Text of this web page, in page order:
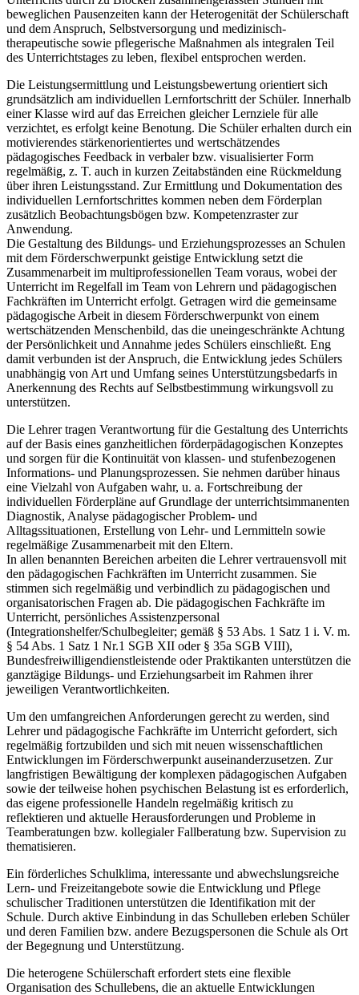
beweglichen Pausenzeiten kann der Heterogenität der Schülerschaft
und dem Anspruch, Selbstversorgung und medizinisch-
therapeutische sowie pflegerische Maßnahmen als integralen Teil
des Unterrichtstages zu leben, flexibel entsprochen werden.
Die Leistungsermittlung und Leistungsbewertung orientiert sich
grundsätzlich am individuellen Lernfortschritt der Schüler. Innerhalb
einer Klasse wird auf das Erreichen gleicher Lernziele für alle
verzichtet, es erfolgt keine Benotung. Die Schüler erhalten durch ein
motivierendes stärkenorientiertes und wertschätzendes
pädagogisches Feedback in verbaler bzw. visualisierter Form
regelmäßig, z. T. auch in kurzen Zeitabständen eine Rückmeldung
über ihren Leistungsstand. Zur Ermittlung und Dokumentation des
individuellen Lernfortschrittes kommen neben dem Förderplan
zusätzlich Beobachtungsbögen bzw. Kompetenzraster zur
Anwendung.
Die Gestaltung des Bildungs- und Erziehungsprozesses an Schulen
mit dem Förderschwerpunkt geistige Entwicklung setzt die
Zusammenarbeit im multiprofessionellen Team voraus, wobei der
Unterricht im Regelfall im Team von Lehrern und pädagogischen
Fachkräften im Unterricht erfolgt. Getragen wird die gemeinsame
pädagogische Arbeit in diesem Förderschwerpunkt von einem
wertschätzenden Menschenbild, das die uneingeschränkte Achtung
der Persönlichkeit und Annahme jedes Schülers einschließt. Eng
damit verbunden ist der Anspruch, die Entwicklung jedes Schülers
unabhängig von Art und Umfang seines Unterstützungsbedarfs in
Anerkennung des Rechts auf Selbstbestimmung wirkungsvoll zu
unterstützen.
Die Lehrer tragen Verantwortung für die Gestaltung des Unterrichts
auf der Basis eines ganzheitlichen förderpädagogischen Konzeptes
und sorgen für die Kontinuität von klassen- und stufenbezogenen
Informations- und Planungsprozessen. Sie nehmen darüber hinaus
eine Vielzahl von Aufgaben wahr, u. a. Fortschreibung der
individuellen Förderpläne auf Grundlage der unterrichtsimmanenten
Diagnostik, Analyse pädagogischer Problem- und
Alltagssituationen, Erstellung von Lehr- und Lernmitteln sowie
regelmäßige Zusammenarbeit mit den Eltern.
In allen benannten Bereichen arbeiten die Lehrer vertrauensvoll mit
den pädagogischen Fachkräften im Unterricht zusammen. Sie
stimmen sich regelmäßig und verbindlich zu pädagogischen und
organisatorischen Fragen ab. Die pädagogischen Fachkräfte im
Unterricht, persönliches Assistenzpersonal
(Integrationshelfer/Schulbegleiter; gemäß § 53 Abs. 1 Satz 1 i. V. m.
§ 54 Abs. 1 Satz 1 Nr.1 SGB XII oder § 35a SGB VIII),
Bundesfreiwilligendienstleistende oder Praktikanten unterstützen die
ganztägige Bildungs- und Erziehungsarbeit im Rahmen ihrer
jeweiligen Verantwortlichkeiten.
Um den umfangreichen Anforderungen gerecht zu werden, sind
Lehrer und pädagogische Fachkräfte im Unterricht gefordert, sich
regelmäßig fortzubilden und sich mit neuen wissenschaftlichen
Entwicklungen im Förderschwerpunkt auseinanderzusetzen. Zur
langfristigen Bewältigung der komplexen pädagogischen Aufgaben
sowie der teilweise hohen psychischen Belastung ist es erforderlich,
das eigene professionelle Handeln regelmäßig kritisch zu
reflektieren und aktuelle Herausforderungen und Probleme in
Teamberatungen bzw. kollegialer Fallberatung bzw. Supervision zu
thematisieren.
Ein förderliches Schulklima, interessante und abwechslungsreiche
Lern- und Freizeitangebote sowie die Entwicklung und Pflege
schulischer Traditionen unterstützen die Identifikation mit der
Schule. Durch aktive Einbindung in das Schulleben erleben Schüler
und deren Familien bzw. andere Bezugspersonen die Schule als Ort
der Begegnung und Unterstützung.
Die heterogene Schülerschaft erfordert stets eine flexible
Organisation des Schullebens, die an aktuelle Entwicklungen